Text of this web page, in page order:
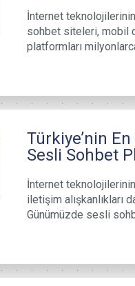
İnternet
sohbet siteleri, mobil
platformları
Türkiye’nin
Sesli Sohbet
İnternet
iletişim alışkanlıkları
Günümüzde sesli